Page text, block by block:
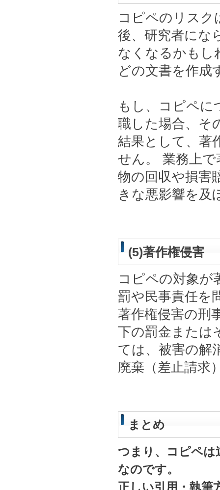
コピペのリスク
後、研究者にな
なくなるかもし
どの文書を作成
もし、コピペに
職した場合、そ
結果として、著
せん。 業務上
物の回収や損害
きな悪影響を及
(5)著作権侵害
コピペの対象が
罰や民事責任を
著作権侵害の刑
下の罰金または
ては、被害の解
廃棄（差止請求
まとめ
つまり、コピペは
なのです。
正しい引用・執筆